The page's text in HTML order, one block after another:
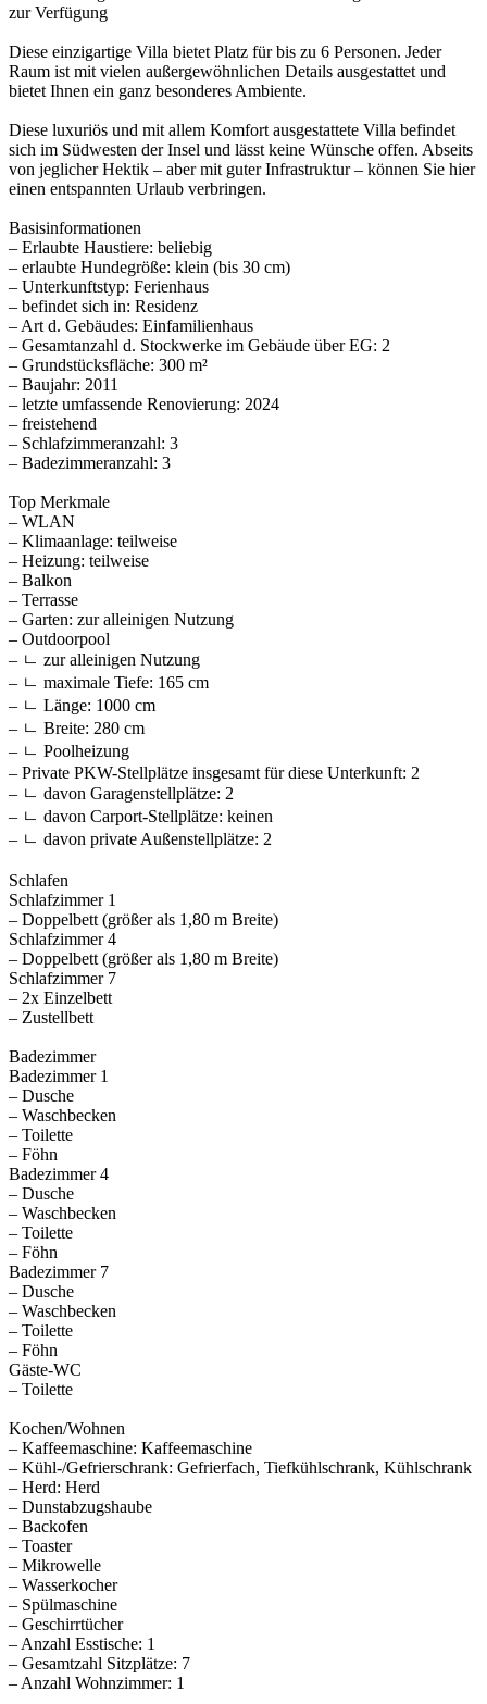
zur Verfügung
Diese einzigartige Villa bietet Platz für bis zu 6 Personen. Jeder
Raum ist mit vielen außergewöhnlichen Details ausgestattet und
bietet Ihnen ein ganz besonderes Ambiente.
Diese luxuriös und mit allem Komfort ausgestattete Villa befindet
sich im Südwesten der Insel und lässt keine Wünsche offen. Abseits
von jeglicher Hektik – aber mit guter Infrastruktur – können Sie hier
einen entspannten Urlaub verbringen.
Basisinformationen
– Erlaubte Haustiere: beliebig
– erlaubte Hundegröße: klein (bis 30 cm)
– Unterkunftstyp: Ferienhaus
– befindet sich in: Residenz
– Art d. Gebäudes: Einfamilienhaus
– Gesamtanzahl d. Stockwerke im Gebäude über EG: 2
– Grundstücksfläche: 300 m²
– Baujahr: 2011
– letzte umfassende Renovierung: 2024
– freistehend
– Schlafzimmeranzahl: 3
– Badezimmeranzahl: 3
Top Merkmale
– WLAN
– Klimaanlage: teilweise
– Heizung: teilweise
– Balkon
– Terrasse
– Garten: zur alleinigen Nutzung
– Outdoorpool
– ㄴ zur alleinigen Nutzung
– ㄴ maximale Tiefe: 165 cm
– ㄴ Länge: 1000 cm
– ㄴ Breite: 280 cm
– ㄴ Poolheizung
– Private PKW-Stellplätze insgesamt für diese Unterkunft: 2
– ㄴ davon Garagenstellplätze: 2
– ㄴ davon Carport-Stellplätze: keinen
– ㄴ davon private Außen­stellplätze: 2
Schlafen
Schlafzimmer 1
– Doppelbett (größer als 1,80 m Breite)
Schlafzimmer 4
– Doppelbett (größer als 1,80 m Breite)
Schlafzimmer 7
– 2x Einzelbett
– Zustellbett
Badezimmer
Badezimmer 1
– Dusche
– Waschbecken
– Toilette
– Föhn
Badezimmer 4
– Dusche
– Waschbecken
– Toilette
– Föhn
Badezimmer 7
– Dusche
– Waschbecken
– Toilette
– Föhn
Gäste-WC
– Toilette
Kochen/Wohnen
– Kaffeemaschine: Kaffeemaschine
– Kühl-/Gefrierschrank: Gefrierfach, Tiefkühlschrank, Kühlschrank
– Herd: Herd
– Dunstabzugshaube
– Backofen
– Toaster
– Mikrowelle
– Wasserkocher
– Spülmaschine
– Geschirrtücher
– Anzahl Esstische: 1
– Gesamtzahl Sitzplätze: 7
– Anzahl Wohnzimmer: 1